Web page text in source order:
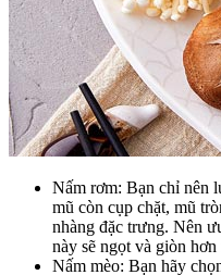
Nấm rơm: Bạn chỉ nên
mũ còn cụp chặt, mũ
nhàng đặc trưng. Nên
này sẽ ngọt và giòn hơn
Nấm mèo: Bạn hãy